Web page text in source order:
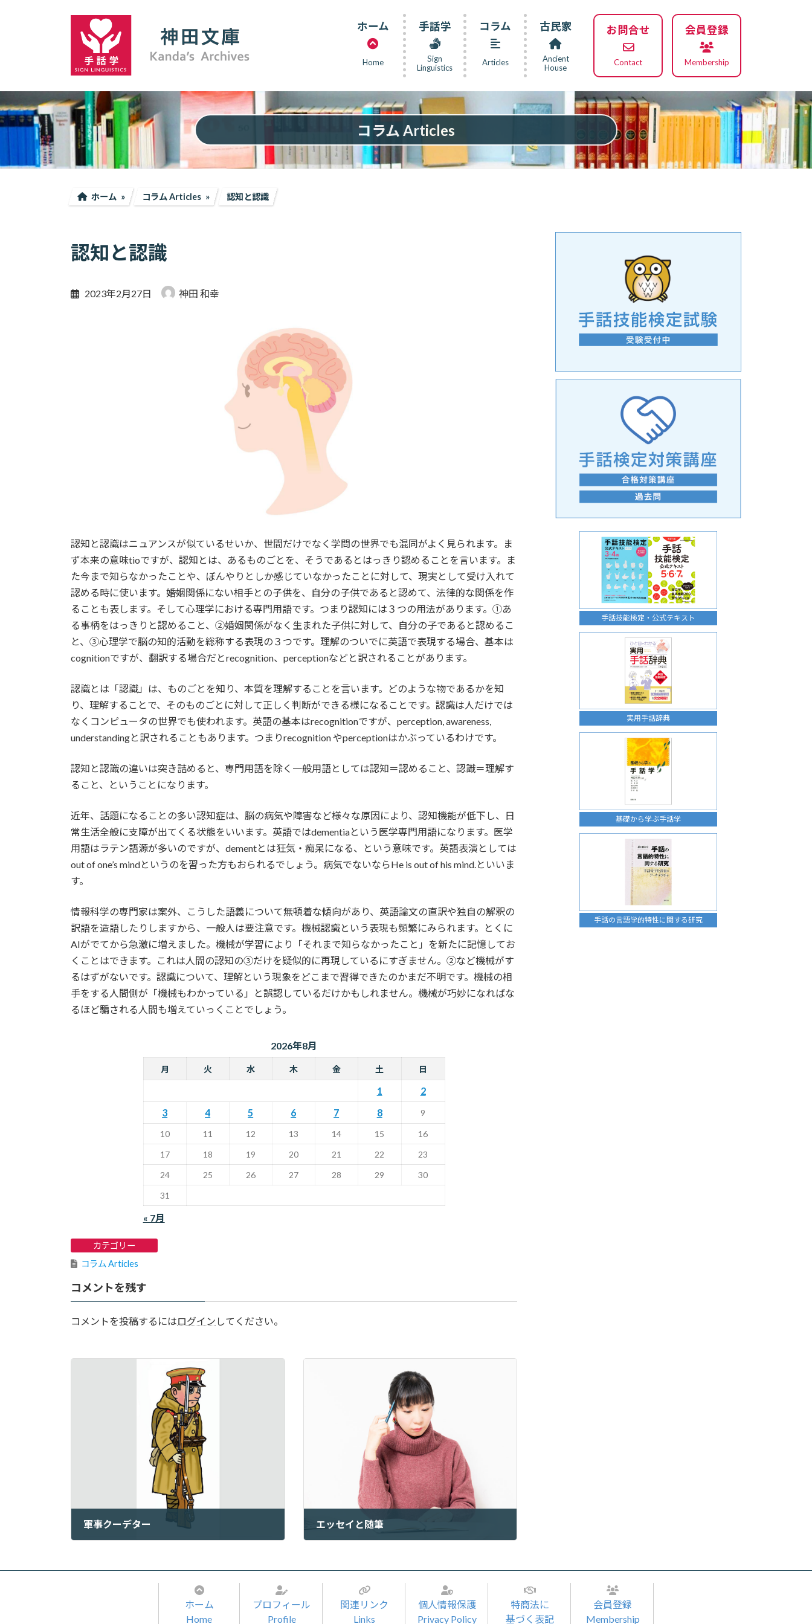
ス
キ
ッ
ン
に
移
ホーム
Home
手話学
Sign
Linguistics
コラム
Articles
古民家
Ancient
House
お問合せ
Contact
会員登録
Membership
コラム Articles
ホーム コラム Articles 認知と認識
認知と認識
2023年2月27日 神田 和幸
認知と認識はニュアンスが似ているせいか、世間だけでなく学問の世界でも混同がよく見られます。ま
ず本来の意味tioですが、認知とは、あるものごとを、そうであるとはっきり認めることを言います。ま
た今まで知らなかったことや、ぼんやりとしか感じていなかったことに対して、現実として受け入れて
認める時に使います。婚姻関係にない相手との子供を、自分の子供であると認めて、法律的な関係を作
ることも表します。そして心理学における専門用語です。つまり認知には３つの用法があります。①あ
る事柄をはっきりと認めること、②婚姻関係がなく生まれた子供に対して、自分の子であると認めるこ
と、③心理学で脳の知的活動を総称する表現の３つです。理解のついでに英語で表現する場合、基本は
cognitionですが、翻訳する場合だとrecognition、perceptionなどと訳されることがあります。
認識とは「認識」は、ものごとを知り、本質を理解することを言います。どのような物であるかを知
り、理解することで、そのものごとに対して正しく判断ができる様になることです。認識は人だけでは
なくコンピュータの世界でも使われます。英語の基本はrecognitionですが、perception, awareness,
understandingと訳されることもあります。つまりrecognition やperceptionはかぶっているわけです。
認知と認識の違いは突き詰めると、専門用語を除く一般用語としては認知＝認めること、認識＝理解す
ること、ということになります。
近年、話題になることの多い認知症は、脳の病気や障害など様々な原因により、認知機能が低下し、日
常生活全般に支障が出てくる状態をいいます。英語ではdementiaという医学専門用語になります。医学
用語はラテン語源が多いのですが、dementとは狂気・痴呆になる、という意味です。英語表演としては
out of one’s mindというのを習った方もおられるでしょう。病気でないならHe is out of his mind.といいま
す。
情報科学の専門家は案外、こうした語義について無頓着な傾向があり、英語論文の直訳や独自の解釈の
訳語を造語したりしますから、一般人は要注意です。機械認識という表現も頻繁にみられます。とくに
AIがでてから急激に増えました。機械が学習により「それまで知らなかったこと」を新たに記憶してお
くことはできます。これは人間の認知の③だけを疑似的に再現しているにすぎません。②など機械がす
るはずがないです。認識について、理解という現象をどこまで習得できたのかまだ不明です。機械の相
手をする人間側が「機械もわかっている」と誤認しているだけかもしれません。機械が巧妙になればな
るほど騙される人間も増えていっくことでしょう。
2026年8月
月 火 水 木 金 土 日
1
2
3
4 5 6 7 8 9
10 11 12 13 14 15
16
17
18 19 20 21 22
23
24
25 26 27 28 29
30
31
« 7月
カテゴリー
コラム Articles
コメントを残す
コメントを投稿するにはログイン してください。
軍事クーデター エッセイと随筆
手話の言語学的特性に関する研究
手話技能検定・公式テキスト
実用手話辞典
基礎から学ぶ手話学
手話の言語学的特性に関する研究
ホーム
Home
プロフィール
Profile
関連リンク
Links
個人情報保護
Privacy Policy
特商法に
基づく表記
会員登録
Membership